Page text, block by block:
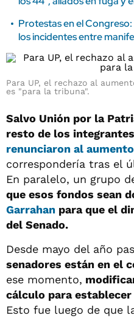
Protestas en el
los incidentes entre
Para UP, el rechazo al
es "para la tribuna".
Salvo Unión por la
resto de los
renunciaron al
correspondería tras el
En paralelo, un grupo
que esos fondos sean
Garrahan para que el
del Senado.
Desde mayo del año
senadores están en el
ese momento,
cálculo para
Esto fue luego de que